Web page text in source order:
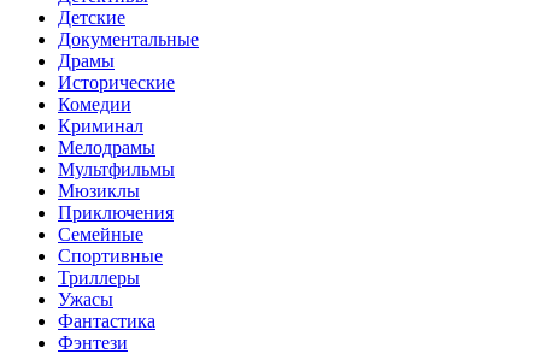
Детские
Документальные
Драмы
Исторические
Комедии
Криминал
Мелодрамы
Мультфильмы
Мюзиклы
Приключения
Семейные
Спортивные
Триллеры
Ужасы
Фантастика
Фэнтези